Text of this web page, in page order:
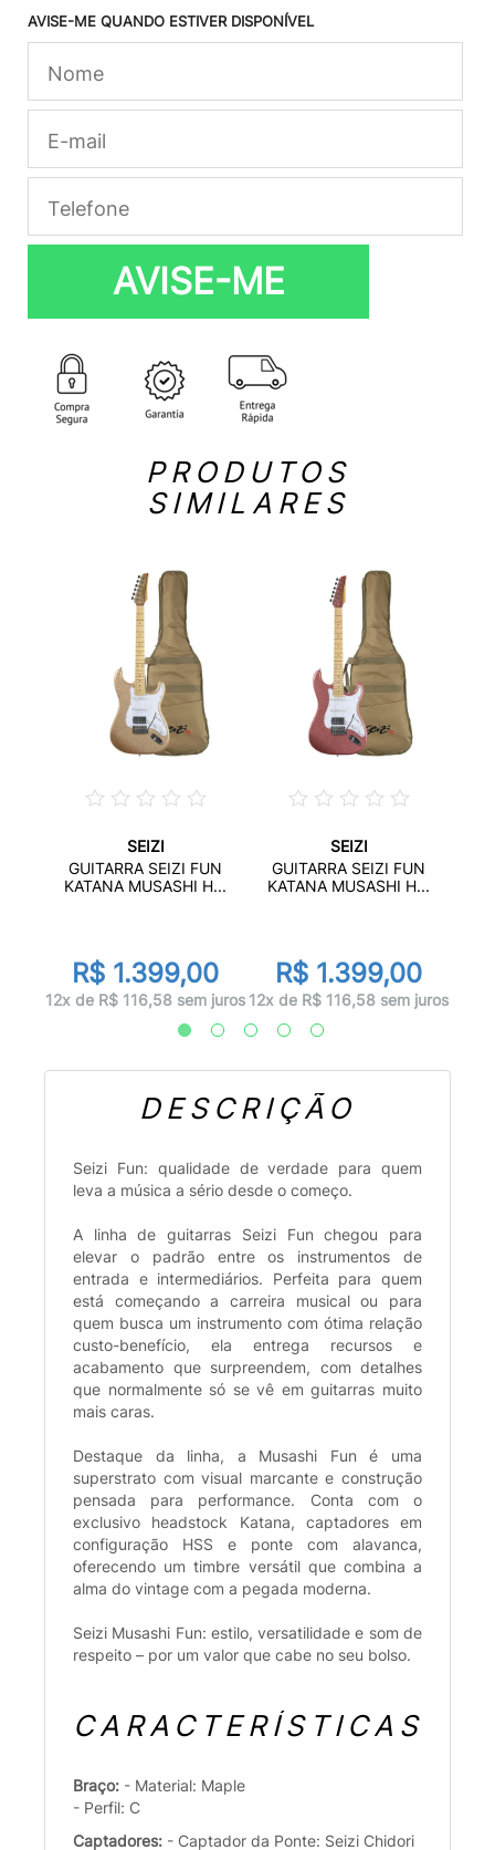
AVISE-ME QUANDO ESTIVER DISPONÍVEL
AVISE-ME
PRODUTOS
SIMILARES
SEIZI
GUITARRA SEIZI FUN
KATANA MUSASHI H...
R$ 1.399,00
12x de R$ 116,58 sem juros
SEIZI
GUITARRA SEIZI FUN
KATANA MUSASHI H...
R$ 1.399,00
12x de R$ 116,58 sem juros
DESCRIÇÃO
Seizi Fun: qualidade de verdade para quem
leva a música a sério desde o começo.
A linha de guitarras Seizi Fun chegou para
elevar o padrão entre os instrumentos de
entrada e intermediários. Perfeita para quem
está começando a carreira musical ou para
quem busca um instrumento com ótima relação
custo-benefício, ela entrega recursos e
acabamento que surpreendem, com detalhes
que normalmente só se vê em guitarras muito
mais caras.
Destaque da linha, a Musashi Fun é uma
superstrato com visual marcante e construção
pensada para performance. Conta com o
exclusivo headstock Katana, captadores em
configuração HSS e ponte com alavanca,
oferecendo um timbre versátil que combina a
alma do vintage com a pegada moderna.
Seizi Musashi Fun: estilo, versatilidade e som de
respeito – por um valor que cabe no seu bolso.
CARACTERÍSTICAS
Braço: - Material: Maple
- Perfil: C
Captadores: - Captador da Ponte: Seizi Chidori